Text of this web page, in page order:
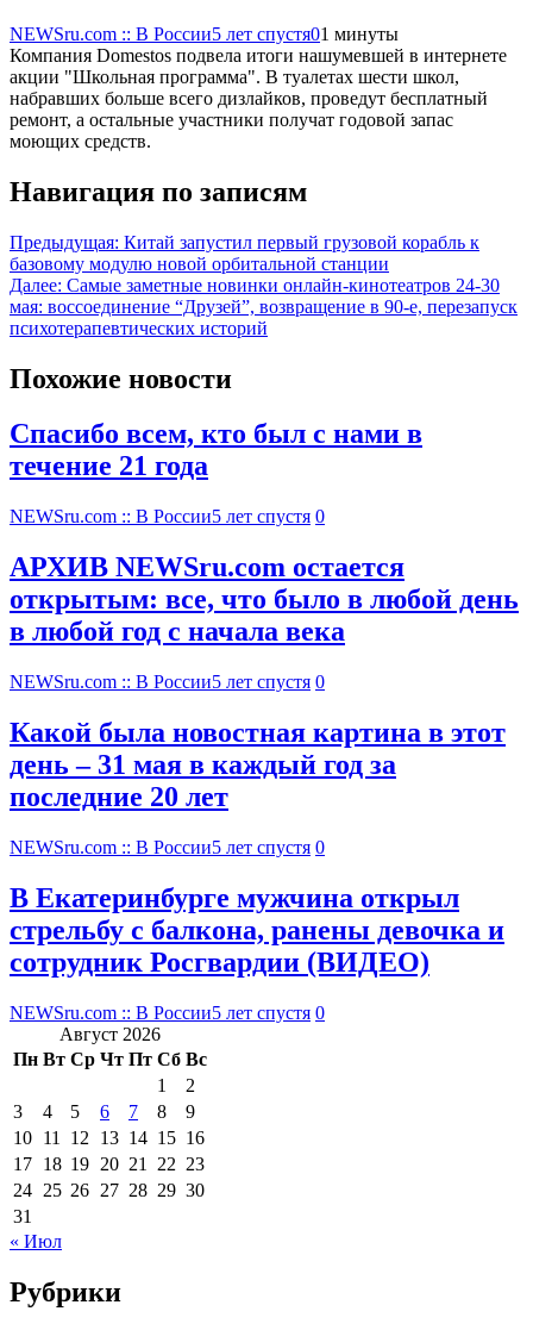
NEWSru.com :: В России5 лет спустя01 минуты
Компания Domestos подвела итоги нашумевшей в интернете
акции "Школьная программа". В туалетах шести школ,
набравших больше всего дизлайков, проведут бесплатный
ремонт, а остальные участники получат годовой запас
моющих средств.
Навигация по записям
Предыдущая: Китай запустил первый грузовой корабль к
базовому модулю новой орбитальной станции
Далее: Самые заметные новинки онлайн-кинотеатров 24-30
мая: воссоединение “Друзей”, возвращение в 90-е, перезапуск
психотерапевтических историй
Похожие новости
Спасибо всем, кто был с нами в
течение 21 года
NEWSru.com :: В России5 лет спустя 0
АРХИВ NEWSru.com остается
открытым: все, что было в любой день
в любой год с начала века
NEWSru.com :: В России5 лет спустя 0
Какой была новостная картина в этот
день – 31 мая в каждый год за
последние 20 лет
NEWSru.com :: В России5 лет спустя 0
В Екатеринбурге мужчина открыл
стрельбу с балкона, ранены девочка и
сотрудник Росгвардии (ВИДЕО)
NEWSru.com :: В России5 лет спустя 0
Август 2026
Пн Вт Ср Чт Пт Сб Вс
1
2
3
4 5 6 7 8
9
10 11 12 13 14 15 16
17 18 19 20 21 22 23
24 25 26 27 28 29 30
31
« Июл
Рубрики